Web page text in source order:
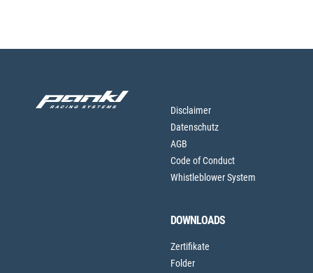
Disclaimer
Datenschutz
AGB
Code of Conduct
Whistleblower System
DOWNLOADS
Zertifikate
Folder